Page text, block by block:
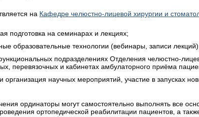
на Кафедре челюстно-лицевой хирургии и
подготовка на семинарах и лекциях;
образовательные технологии (вебинары, записи
подразделениях Отделения челюстно-
перевязочных и кабинетах амбулаторного приёма
организация научных мероприятий, участие в запусках
ординаторы могут самостоятельно выполнять все
ортопедической реабилитации пациентов, а